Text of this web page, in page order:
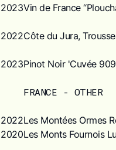
2023Vin de France
2022Côte du Jura,
2023Pinot Noir 'Cuvée
FRANCE - OTHER
2022Les Montées Ormes
2020Les Monts Fournois